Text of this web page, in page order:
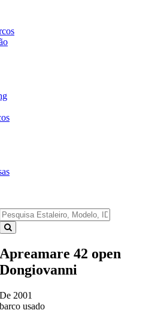
Apreamare 42 open
Dongiovanni
De 2001
barco usado